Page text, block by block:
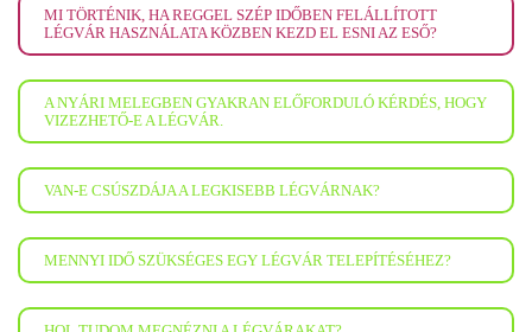
MI TÖRTÉNIK, HA REGGEL SZÉP IDŐBEN FELÁLLÍTOTT
LÉGVÁR HASZNÁLATA KÖZBEN KEZD EL ESNI AZ ESŐ?
A NYÁRI MELEGBEN GYAKRAN ELŐFORDULÓ KÉRDÉS, HOGY
VIZEZHETŐ-E A LÉGVÁR.
VAN-E CSÚSZDÁJA A LEGKISEBB LÉGVÁRNAK?
MENNYI IDŐ SZÜKSÉGES EGY LÉGVÁR TELEPÍTÉSÉHEZ?